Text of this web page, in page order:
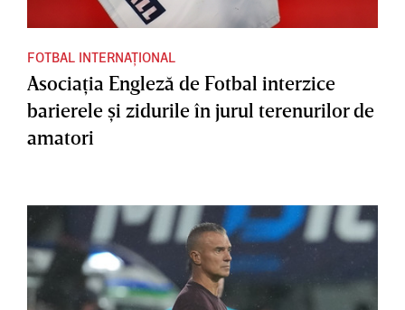
FOTBAL INTERNAȚIONAL
Asociaţia Engleză de Fotbal interzice
barierele şi zidurile în jurul terenurilor de
amatori